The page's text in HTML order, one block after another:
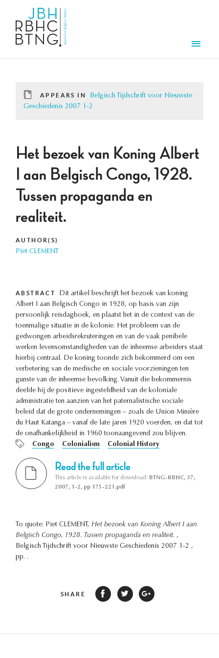
APPEARS IN
Belgisch Tijdschrift voor Nieuwste
Geschiedenis 2007 1-2
Het bezoek van Koning Albert
I aan Belgisch Congo, 1928.
Tussen propaganda en
realiteit.
AUTHOR(S)
Piet CLEMENT
ABSTRACT
Dit artikel beschrijft het bezoek van koning
Albert I aan Belgisch Congo in 1928, op basis van zijn
persoonlijk reisdagboek, en plaatst het in de context van de
toenmalige situatie in de kolonie. Het probleem van de
gedwongen arbeidsrekruteringen en van de vaak penibele
werken levensomstandigheden van de inheemse arbeiders staat
hierbij centraal. De koning toonde zich bekommerd om een
verbetering van de medische en sociale voorzieningen ten
gunste van de inheemse bevolking. Vanuit die bekommernis
deelde hij de positieve ingesteldheid van de koloniale
administratie ten aanzien van het paternalistische sociale
beleid dat de grote ondernemingen – zoals de Union Minière
du Haut Katanga – vanaf de late jaren 1920 voerden, en dat tot
de onafhankelijkheid in 1960 toonaangevend zou blijven.
Congo
Colonialism Colonial History
Read the full article
This article is available for download: BTNG-RBHC, 37,
2007, 1-2, pp 175-221.pdf
To quote: Piet CLEMENT, Het bezoek van Koning Albert I aan
Belgisch Congo, 1928. Tussen propaganda en realiteit. ,
Belgisch Tijdschrift voor Nieuwste Geschiedenis 2007 1-2 ,
pp. .
SHARE